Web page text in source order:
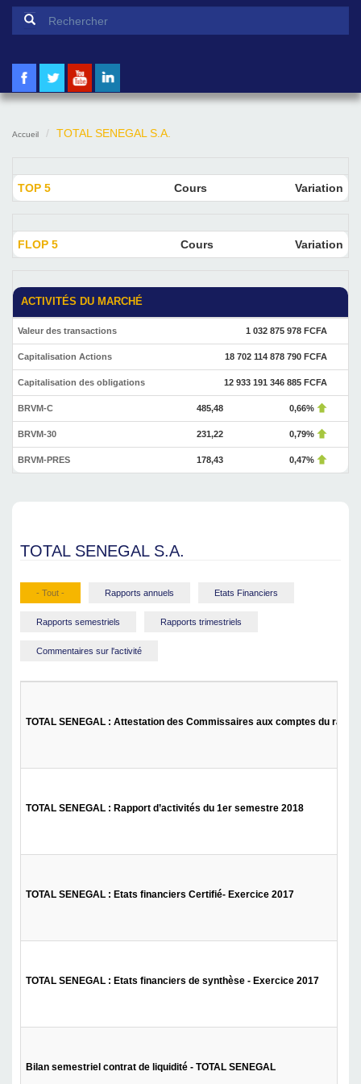
Formulaire de recherche
Accueil TOTAL SENEGAL S.A.
TOP 5 Cours Variation
FLOP 5 Cours Variation
ACTIVITÉS DU MARCHÉ
Valeur des transactions 1 032 875 978 FCFA
Capitalisation Actions 18 702 114 878 790 FCFA
Capitalisation des obligations 12 933 191 346 885 FCFA
BRVM-C 485,48 0,66%
BRVM-30 231,22 0,79%
BRVM-PRES 178,43 0,47%
TOTAL SENEGAL S.A.
- Tout - Rapports annuels Etats Financiers
Rapports semestriels Rapports trimestriels
Commentaires sur l'activité
TOTAL SENEGAL : Attestation des Commissaires aux comptes du
TOTAL SENEGAL : Rapport d’activités du 1er semestre 2018
TOTAL SENEGAL : Etats financiers Certifié- Exercice 2017
TOTAL SENEGAL : Etats financiers de synthèse - Exercice 2017
Bilan semestriel contrat de liquidité - TOTAL SENEGAL